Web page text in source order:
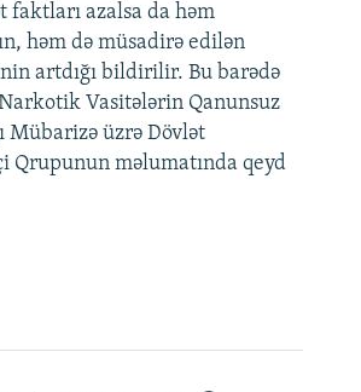
faktları azalsa da həm
həm də müsadirə edilən
artdığı bildirilir. Bu barədə
Vasitələrin Qanunsuz
Mübarizə üzrə Dövlət
Qrupunun məlumatında qeyd